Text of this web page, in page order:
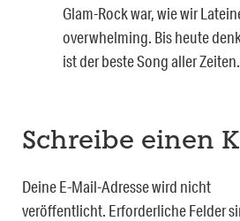
Glam-Rock war, wie wir
overwhelming. Bis heute
ist der beste Song aller Zeiten.
Schreibe einen
Deine E-Mail-Adresse wird nicht
veröffentlicht. Erforderliche Felder